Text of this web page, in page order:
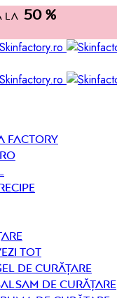
la 50 %
Factory
tot
de curățare
de curățare